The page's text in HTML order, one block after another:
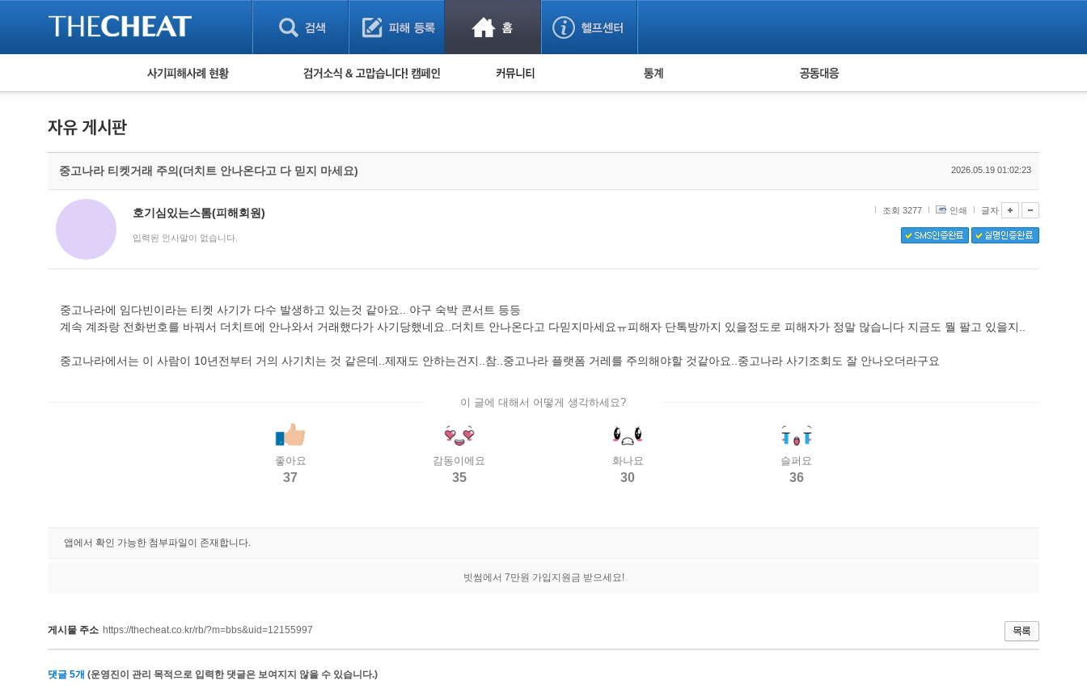
피해사례 현황
보이스피싱 피해사례
유해사이트 목록
비공개 피해사례
워킹홀리데이 피해사례
검거 소식 사기 예방했어요! 누적 피해사례 통계 피해자 공동대응
중고나라 티켓거래 주의(더치트 안나온다고 다 믿지 마세요) 2026.05.19 01:02:23
호기심있는스톰(피해회원)
입력된 인사말이 없습니다.
조회 3277 인쇄 글자
중고나라에 임다빈이라는 티켓 사기가 다수 발생하고 있는것 같아요.. 야구 숙박 콘서트 등등
계속 계좌랑 전화번호를 바꿔서 더치트에 안나와서 거래했다가 사기당했네요..더치트 안나온다고 다믿지마세요ㅠ피해자 단톡방까지 있을정도로 피해자가 정말 많습니다 지금도 뭘 팔고 있을지..
중고나라에서는 이 사람이 10년전부터 거의 사기치는 것 같은데..제재도 안하는건지..참..중고나라 플랫폼 거레를 주의해야할 것같아요..중고나라 사기조회도 잘 안나오더라구요
이 글에 대해서 어떻게 생각하세요?
좋아요
37
감동이에요
35
화나요
30
슬퍼요
36
앱에서 확인 가능한 첨부파일이 존재합니다.
빗썸에서 7만원 가입지원금 받으세요!
게시물 주소 https://thecheat.co.kr/rb/?m=bbs&uid=12155997
댓글 5개 (운영진이 관리 목적으로 입력한 댓글은 보여지지 않을 수 있습니다.)